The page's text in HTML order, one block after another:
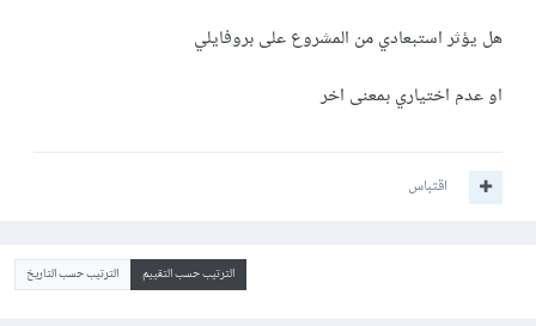
هل يؤثر استبعادي من المشروع على بروفايلي
او عدم اختياري بمعنى اخر
اقتباس
الترتيب حسب التقييم الترتيب حسب التاريخ